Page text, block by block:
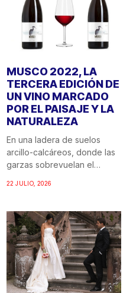
MUSCO 2022, LA
TERCERA EDICIÓN DE
UN VINO MARCADO
POR EL PAISAJE Y LA
NATURALEZA
En una ladera de suelos
arcillo-calcáreos, donde las
garzas sobrevuelan el
22 JULIO, 2026